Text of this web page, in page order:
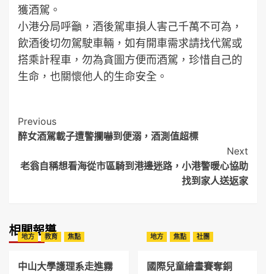
獲酒駕。
小港分局呼籲，酒後駕車損人害己千萬不可為，
飲酒後切勿駕駛車輛，如有開車需求請找代駕或
搭乘計程車，勿為貪圖方便而酒駕，珍惜自己的
生命，也關懷他人的生命安全。
Post
Navigation
Previous
醉女酒駕載子遭警攔嚇到便溺，酒測值超標
Next
老翁自稱想看海從市區騎到港邊迷路，小港警暖心協助
找到家人送返家
相關報導
地方 教育 焦點
中山大學護理系走進霧
地方 焦點 社團
國際兒童繪畫賽奪銅